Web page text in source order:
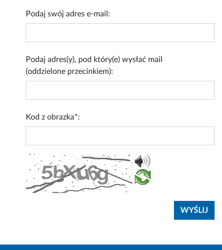
Podaj swój adres e-mail:
Podaj adres(y), pod który(e) wysłać mail
(oddzielone przecinkiem):
Kod z obrazka*: